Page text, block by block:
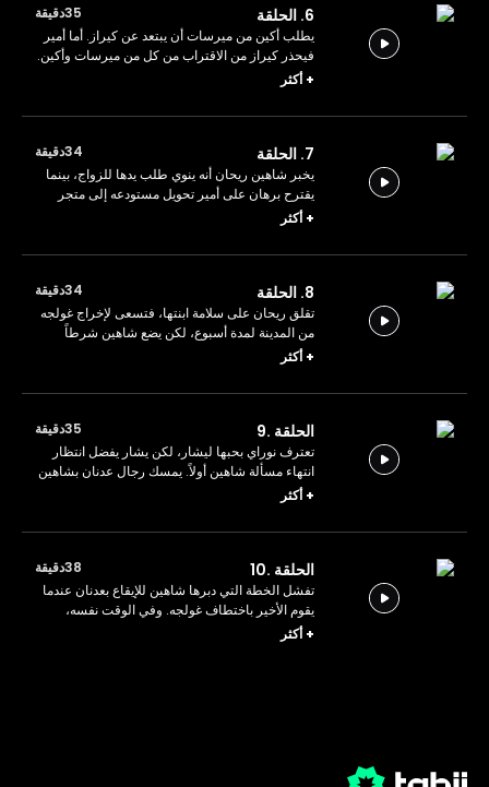
6. الحلقة
35دقيقة
يطلب أكين من ميرسات أن يبتعد عن كيراز. أما أمير
فيحذر كيراز من الاقتراب من كل من ميرسات وأكين.
يبحث شاهين عن طرق لكسب رضا العائلة، وخاصة
+أكثر
7. الحلقة
34دقيقة
يخبر شاهين ريحان أنه ينوي طلب يدها للزواج، بينما
يقترح برهان على أمير تحويل مستودعه إلى متجر
وتقديمه لريحان. بيرين تُحذّر شاهين من المخاطر
+أكثر
8. الحلقة
34دقيقة
تقلق ريحان على سلامة ابنتها، فتسعى لإخراج غولجه
من المدينة لمدة أسبوع، لكن يضع شاهين شرطاً
واحداً لتنفيذ ذلك. يقتحم كل من ميرسات ويشار منزل
+أكثر
الحلقة .9
35دقيقة
تعترف نوراي بحبها ليشار، لكن يشار يفضل انتظار
انتهاء مسألة شاهين أولاً. يمسك رجال عدنان بشاهين
وهو بمفرده، لكن القضاء عليه لن يكون سهلاً كما
+أكثر
الحلقة .10
38دقيقة
تفشل الخطة التي دبرها شاهين للإيقاع بعدنان عندما
يقوم الأخير باختطاف غولجه. وفي الوقت نفسه،
يستعد أمير لمغادرة البلدة برفقة شقيقته كيراز بعد
+أكثر